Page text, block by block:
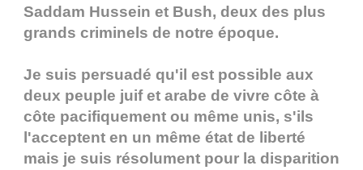
Saddam Hussein et Bush, deux des plus
grands criminels de notre époque.
Je suis persuadé qu'il est possible aux
deux peuple juif et arabe de vivre côte à
côte pacifiquement ou même unis, s'ils
l'acceptent en un même état de liberté
mais je suis résolument pour la disparition